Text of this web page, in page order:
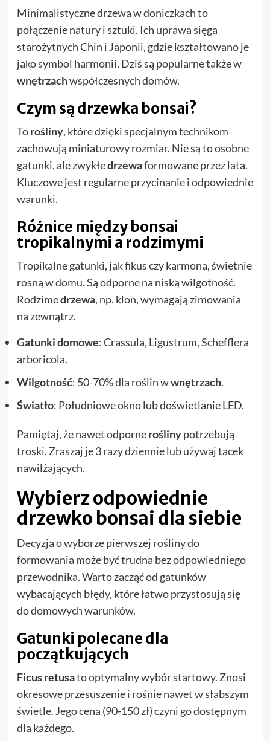
Minimalistyczne drzewa w doniczkach to
połączenie natury i sztuki. Ich uprawa sięga
starożytnych Chin i Japonii, gdzie kształtowano je
jako symbol harmonii. Dziś są popularne także w
wnętrzachwspółczesnych domów.
Czym są drzewka bonsai?
Torośliny, które dzięki specjalnym technikom
zachowują miniaturowy rozmiar. Nie są to osobne
gatunki, ale zwykłedrzewaformowane przez lata.
Kluczowe jest regularne przycinanie i odpowiednie
warunki.
Różnice między bonsai
tropikalnymi a rodzimymi
Tropikalne gatunki, jak fikus czy karmona, świetnie
rosną w domu. Są odporne na niską wilgotność.
Rodzimedrzewa, np. klon, wymagają zimowania
na zewnątrz.
Gatunki domowe: Crassula, Ligustrum, Schefflera
arboricola.
Wilgotność: 50-70% dla roślin wwnętrzach.
Światło: Południowe okno lub doświetlanie LED.
Pamiętaj, że nawet odporneroślinypotrzebują
troski. Zraszaj je 3 razy dziennie lub używaj tacek
nawilżających.
Wybierz odpowiednie
drzewko bonsai dla siebie
Decyzja o wyborze pierwszej rośliny do
formowania może być trudna bez odpowiedniego
przewodnika. Warto zacząć od gatunków
wybacających błędy, które łatwo przystosują się
do domowych warunków.
Gatunki polecane dla
początkujących
Ficus retusato optymalny wybór startowy. Znosi
okresowe przesuszenie i rośnie nawet w słabszym
świetle. Jego cena (90-150 zł) czyni go dostępnym
dla każdego.